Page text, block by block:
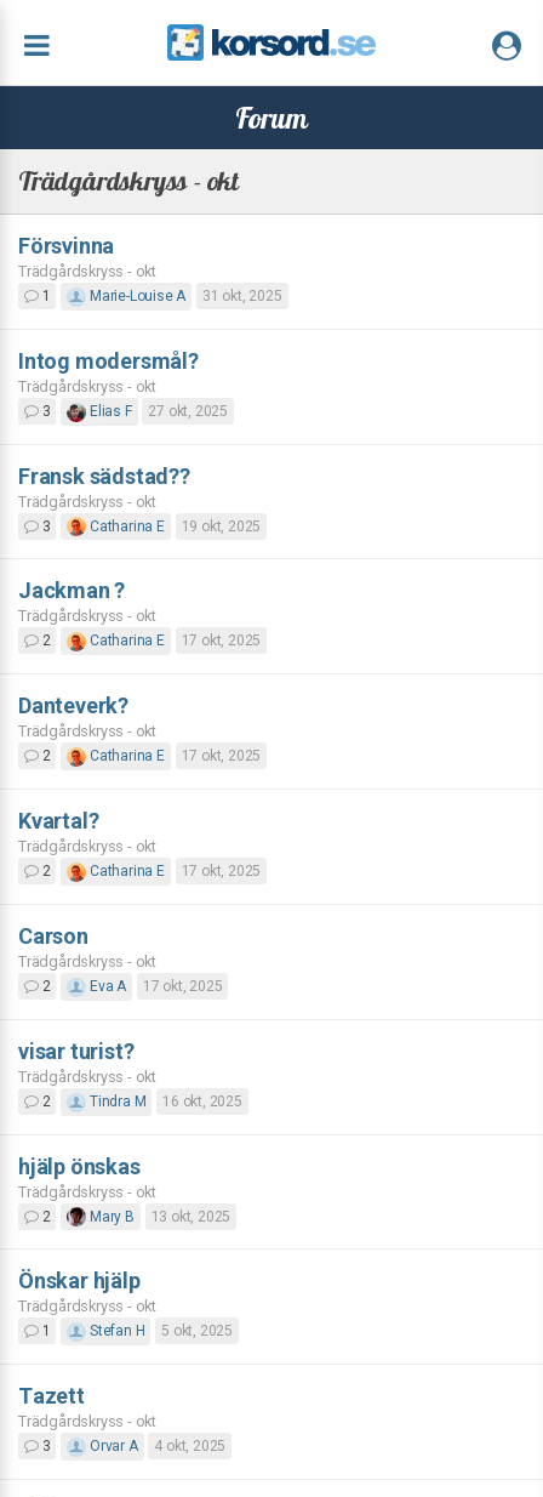
Forum
Trädgårdskryss - okt
Försvinna
Trädgårdskryss - okt
1 Marie-Louise A 31 okt, 2025
Intog modersmål?
Trädgårdskryss - okt
3 Elias F 27 okt, 2025
Fransk sädstad??
Trädgårdskryss - okt
3 Catharina E 19 okt, 2025
Jackman ?
Trädgårdskryss - okt
2 Catharina E 17 okt, 2025
Danteverk?
Trädgårdskryss - okt
2 Catharina E 17 okt, 2025
Kvartal?
Trädgårdskryss - okt
2 Catharina E 17 okt, 2025
Carson
Trädgårdskryss - okt
2 Eva A 17 okt, 2025
visar turist?
Trädgårdskryss - okt
2 Tindra M 16 okt, 2025
hjälp önskas
Trädgårdskryss - okt
2 Mary B 13 okt, 2025
Önskar hjälp
Trädgårdskryss - okt
1 Stefan H 5 okt, 2025
Tazett
Trädgårdskryss - okt
3 Orvar A 4 okt, 2025